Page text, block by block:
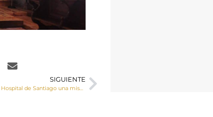
SIGUIENTE
El Sr. Obispo celebra en el Hospital de Santiago una misa por Sor María Caballero